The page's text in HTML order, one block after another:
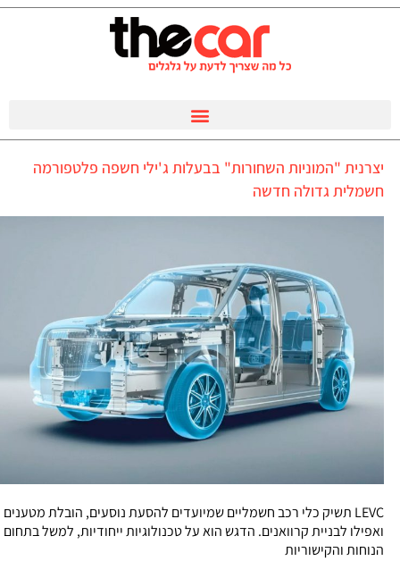
יצרנית "המוניות השחורות" בבעלות ג'ילי חשפה פלטפורמה
חשמלית גדולה חדשה
LEVC תשיק כלי רכב חשמליים שמיועדים להסעת נוסעים, הובלת מטענים
ואפילו לבניית קרוואנים. הדגש הוא על טכנולוגיות ייחודיות, למשל בתחום
הנוחות והקישוריות